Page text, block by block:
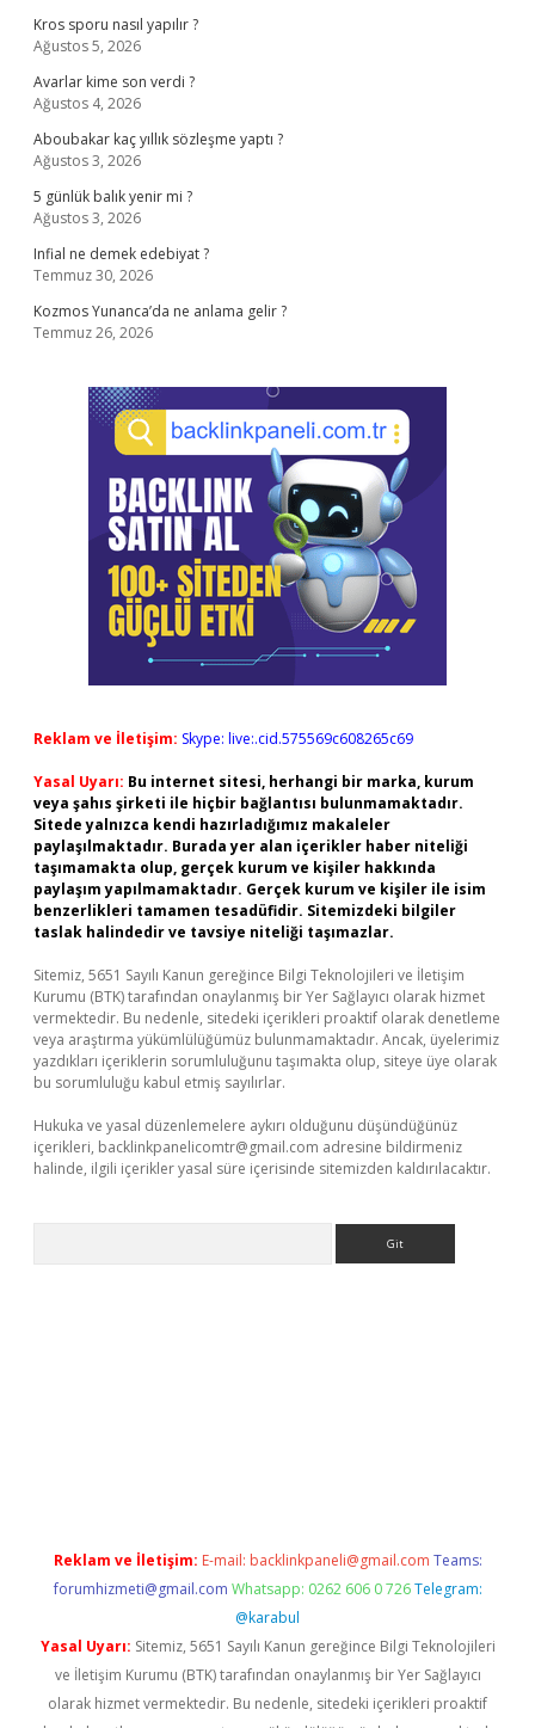
Kros sporu nasıl yapılır ?
Ağustos 5, 2026
Avarlar kime son verdi ?
Ağustos 4, 2026
Aboubakar kaç yıllık sözleşme yaptı ?
Ağustos 3, 2026
5 günlük balık yenir mi ?
Ağustos 3, 2026
Infial ne demek edebiyat ?
Temmuz 30, 2026
Kozmos Yunanca’da ne anlama gelir ?
Temmuz 26, 2026
Reklam ve İletişim: Skype: live:.cid.575569c608265c69
Yasal Uyarı: Bu internet sitesi, herhangi bir marka, kurum
veya şahıs şirketi ile hiçbir bağlantısı bulunmamaktadır.
Sitede yalnızca kendi hazırladığımız makaleler
paylaşılmaktadır. Burada yer alan içerikler haber niteliği
taşımamakta olup, gerçek kurum ve kişiler hakkında
paylaşım yapılmamaktadır. Gerçek kurum ve kişiler ile isim
benzerlikleri tamamen tesadüfidir. Sitemizdeki bilgiler
taslak halindedir ve tavsiye niteliği taşımazlar.
Sitemiz, 5651 Sayılı Kanun gereğince Bilgi Teknolojileri ve İletişim
Kurumu (BTK) tarafından onaylanmış bir Yer Sağlayıcı olarak hizmet
vermektedir. Bu nedenle, sitedeki içerikleri proaktif olarak denetleme
veya araştırma yükümlülüğümüz bulunmamaktadır. Ancak, üyelerimiz
yazdıkları içeriklerin sorumluluğunu taşımakta olup, siteye üye olarak
bu sorumluluğu kabul etmiş sayılırlar.
Hukuka ve yasal düzenlemelere aykırı olduğunu düşündüğünüz
içerikleri, backlinkpanelicomtr@gmail.com adresine bildirmeniz
halinde, ilgili içerikler yasal süre içerisinde sitemizden kaldırılacaktır.
Reklam ve İletişim: E-mail: backlinkpaneli@gmail.com Teams:
forumhizmeti@gmail.com Whatsapp: 0262 606 0 726 Telegram:
@karabul
Yasal Uyarı: Sitemiz, 5651 Sayılı Kanun gereğince Bilgi Teknolojileri
ve İletişim Kurumu (BTK) tarafından onaylanmış bir Yer Sağlayıcı
olarak hizmet vermektedir. Bu nedenle, sitedeki içerikleri proaktif